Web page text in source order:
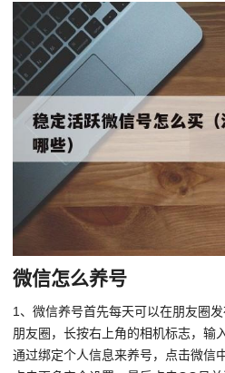
微信怎么养号
1、微信养号首先每天可以在朋友圈
朋友圈，长按右上角的相机标志，输
通过绑定个人信息来养号，点击微信